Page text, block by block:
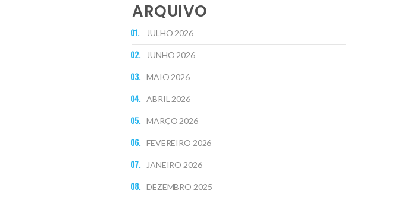
ARQUIVO
JULHO 2026
JUNHO 2026
MAIO 2026
ABRIL 2026
MARÇO 2026
FEVEREIRO 2026
JANEIRO 2026
DEZEMBRO 2025